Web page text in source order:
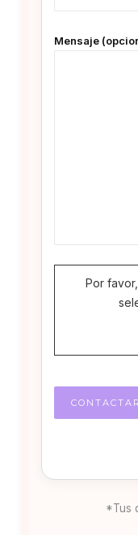
Mensaje
Por
*Tus